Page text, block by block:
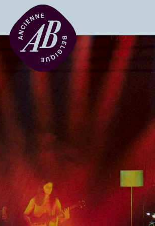
Zaalhuur
BRDCST
ABtv